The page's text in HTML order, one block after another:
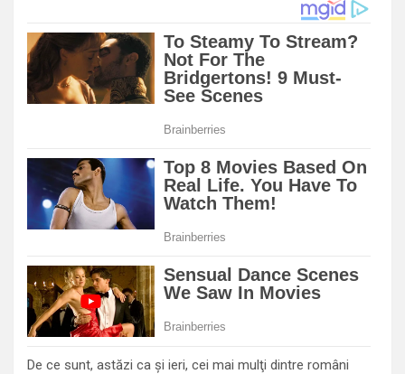
De ce sunt, astăzi ca şi ieri, cei mai mulţi dintre români